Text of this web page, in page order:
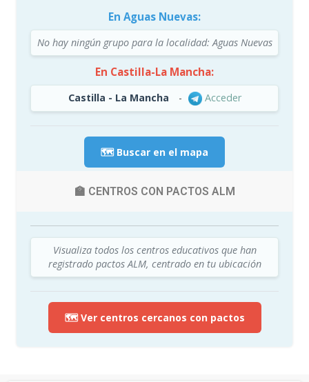
En Aguas Nuevas:
No hay ningún grupo para la localidad: Aguas Nuevas
En Castilla-La Mancha:
Castilla - La Mancha - Acceder
🗺️ Buscar en el mapa
🏫 CENTROS CON PACTOS ALM
Visualiza todos los centros educativos que han
registrado pactos ALM, centrado en tu ubicación
🗺️ Ver centros cercanos con pactos